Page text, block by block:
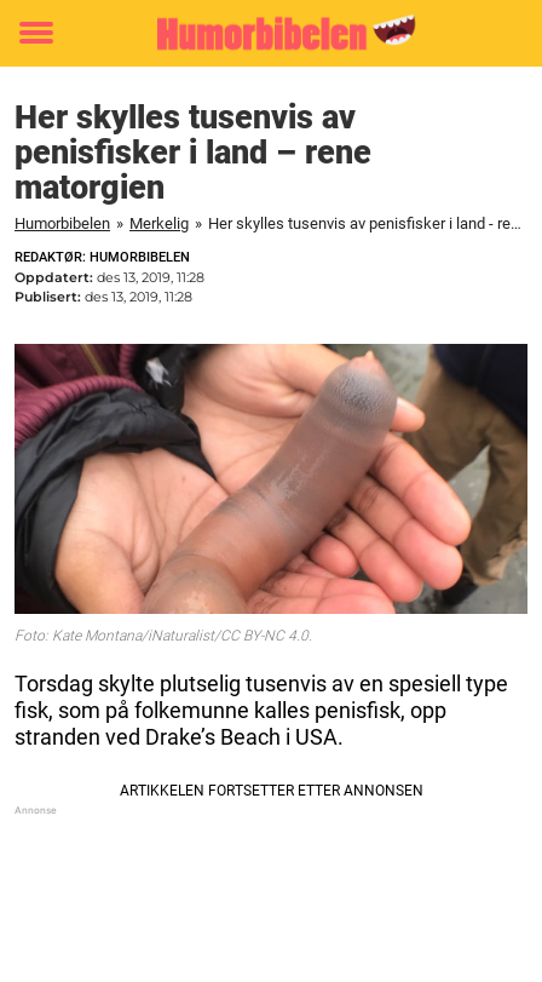
Toggle
Her skylles tusenvis av
penisfisker i land – rene
matorgien
Humorbibelen » Merkelig » Her skylles tusenvis av penisfisker i land - rene matorgien
REDAKTØR: HUMORBIBELEN
Oppdatert: des 13, 2019, 11:28
Publisert: des 13, 2019, 11:28
Foto: Kate Montana/iNaturalist/CC BY-NC 4.0.
Torsdag skylte plutselig tusenvis av en spesiell type
fisk, som på folkemunne kalles penisfisk, opp
stranden ved Drake’s Beach i USA.